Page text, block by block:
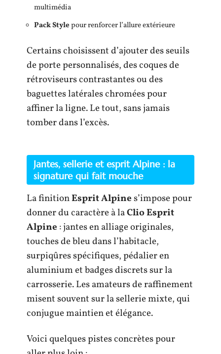
multimédia
Pack Stylepour renforcer l’allure extérieure
Certains choisissent d’ajouter des seuils
de porte personnalisés, des coques de
rétroviseurs contrastantes ou des
baguettes latérales chromées pour
affiner la ligne. Le tout, sans jamais
tomber dans l’excès.
Jantes, sellerie et esprit Alpine : la
signature qui fait mouche
La finitionEsprit Alpines’impose pour
donner du caractère à laClio Esprit
Alpine : jantes en alliage originales,
touches de bleu dans l’habitacle,
surpiqûres spécifiques, pédalier en
aluminium et badges discrets sur la
carrosserie. Les amateurs de raffinement
misent souvent sur la sellerie mixte, qui
conjugue maintien et élégance.
Voici quelques pistes concrètes pour